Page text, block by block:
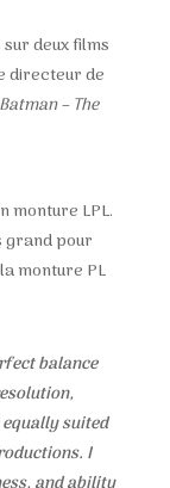
deux films
directeur de
Batman – The
monture LPL.
grand pour
monture PL
balance
suited
I